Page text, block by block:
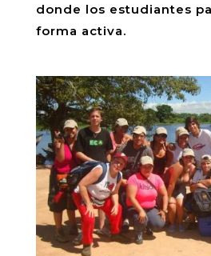
donde los estudiantes
forma activa.